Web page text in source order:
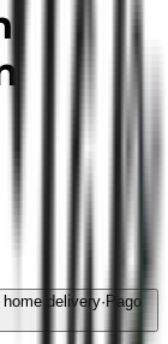
delivery· Pago